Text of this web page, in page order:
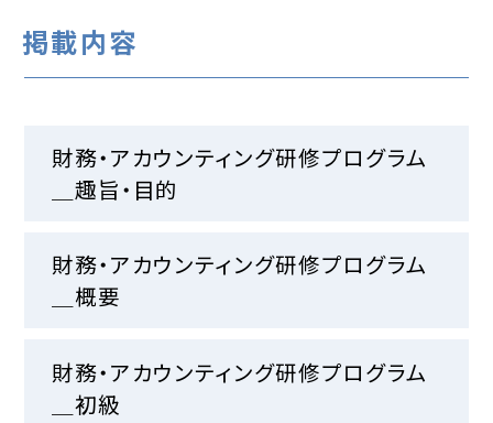
掲載内容
財務・アカウンティング研修プログラム
＿趣旨・目的
財務・アカウンティング研修プログラム
＿概要
財務・アカウンティング研修プログラム
＿初級